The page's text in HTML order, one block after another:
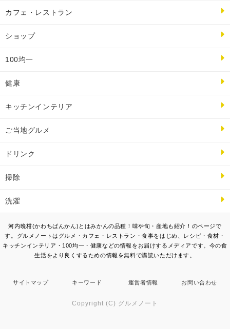
カフェ・レストラン
ショップ
100均一
健康
キッチンインテリア
ご当地グルメ
ドリンク
掃除
洗濯
河内晩柑(かわちばんかん)とはみかんの品種！味や旬・産地も紹介！のページで
す。グルメノートはグルメ・カフェ・レストラン・食事をはじめ、レシピ・食材・
キッチンインテリア・100均一・健康などの情報をお届けするメディアです。今の食
生活をより良くするための情報を無料で購読いただけます。
サイトマップ キーワード 運営者情報 お問い合わせ
Copyright (C) グルメノート